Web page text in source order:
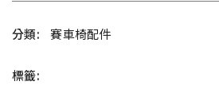
分類: 賽車椅配件
標籤: